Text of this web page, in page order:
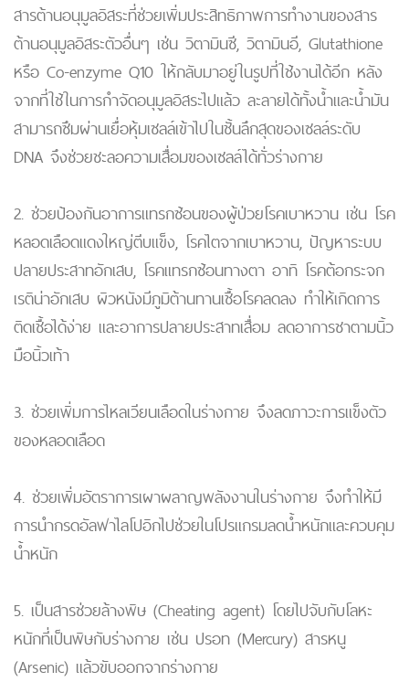
สารต้านอนุมูลอิสระที่ช่วยเพิ่มประสิทธิภาพการทำงานของสาร
ต้านอนุมูลอิสระตัวอื่นๆ เช่น วิตามินซี, วิตามินอี, Glutathione
หรือ Co-enzyme Q10 ให้กลับมาอยู่ในรูปที่ใช้งานได้อีก หลัง
จากที่ใช้ในการกำจัดอนุมูลอิสระไปแล้ว ละลายได้ทั้งน้ำและน้ำมัน
สามารถซึมผ่านเยื่อหุ้มเซลล์เข้าไปในชั้นลึกสุดของเซลล์ระดับ
DNA จึงช่วยชะลอความเสื่อมของเซลล์ได้ทั่วร่างกาย
2. ช่วยป้องกันอาการแทรกซ้อนของผู้ป่วยโรคเบาหวาน เช่น โรค
หลอดเลือดแดงใหญ่ตีบแข็ง, โรคไตจากเบาหวาน, ปัญหาระบบ
ปลายประสาทอักเสบ, โรคแทรกซ้อนทางตา อาทิ โรคต้อกระจก
เรติน่าอักเสบ ผิวหนังมีภูมิต้านทานเชื้อโรคลดลง ทำให้เกิดการ
ติดเชื้อได้ง่าย และอาการปลายประสาทเสื่อม ลดอาการชาตามนิ้ว
มือนิ้วเท้า
3. ช่วยเพิ่มการไหลเวียนเลือดในร่างกาย จึงลดภาวะการแข็งตัว
ของหลอดเลือด
4. ช่วยเพิ่มอัตราการเผาผลาญพลังงานในร่างกาย จึงทำให้มี
การนำกรดอัลฟาไลโปอิกไปช่วยในโปรแกรมลดน้ำหนักและควบคุม
น้ำหนัก
5. เป็นสารช่วยล้างพิษ (Cheating agent) โดยไปจับกับโลหะ
หนักที่เป็นพิษกับร่างกาย เช่น ปรอท (Mercury) สารหนู
(Arsenic) แล้วขับออกจากร่างกาย